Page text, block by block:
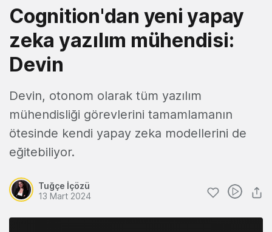
Cognition'dan yeni yapay
zeka yazılım mühendisi:
Devin
Devin, otonom olarak tüm yazılım
mühendisliği görevlerini tamamlamanın
ötesinde kendi yapay zeka modellerini de
eğitebiliyor.
Tuğçe İçözü
13 Mart 2024